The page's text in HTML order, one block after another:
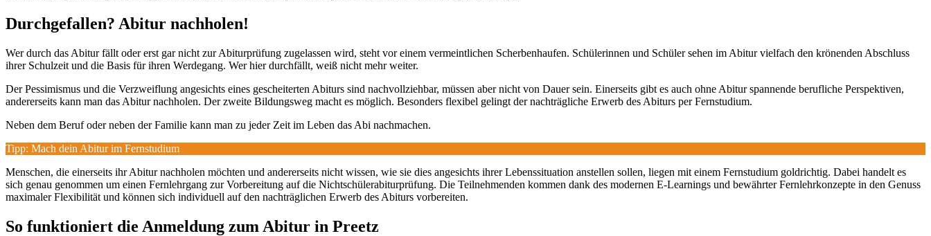
Durchgefallen? Abitur nachholen!
Wer durch das Abitur fällt oder erst gar nicht zur Abiturprüfung zugelassen wird, steht vor einem vermeintlichen Scherbenhaufen. Schülerinnen und Schüler sehen im Abitur vielfach den krönenden Abschluss
ihrer Schulzeit und die Basis für ihren Werdegang. Wer hier durchfällt, weiß nicht mehr weiter.
Der Pessimismus und die Verzweiflung angesichts eines gescheiterten Abiturs sind nachvollziehbar, müssen aber nicht von Dauer sein. Einerseits gibt es auch ohne Abitur spannende berufliche Perspektiven,
andererseits kann man das Abitur nachholen. Der zweite Bildungsweg macht es möglich. Besonders flexibel gelingt der nachträgliche Erwerb des Abiturs per Fernstudium.
Neben dem Beruf oder neben der Familie kann man zu jeder Zeit im Leben das Abi nachmachen.
Tipp: Mach dein Abitur im Fernstudium
Menschen, die einerseits ihr Abitur nachholen möchten und andererseits nicht wissen, wie sie dies angesichts ihrer Lebenssituation anstellen sollen, liegen mit einem Fernstudium goldrichtig. Dabei handelt es
sich genau genommen um einen Fernlehrgang zur Vorbereitung auf die Nichtschülerabiturprüfung. Die Teilnehmenden kommen dank des modernen E-Learnings und bewährter Fernlehrkonzepte in den Genuss
maximaler Flexibilität und können sich individuell auf den nachträglichen Erwerb des Abiturs vorbereiten.
So funktioniert die Anmeldung zum Abitur in Preetz